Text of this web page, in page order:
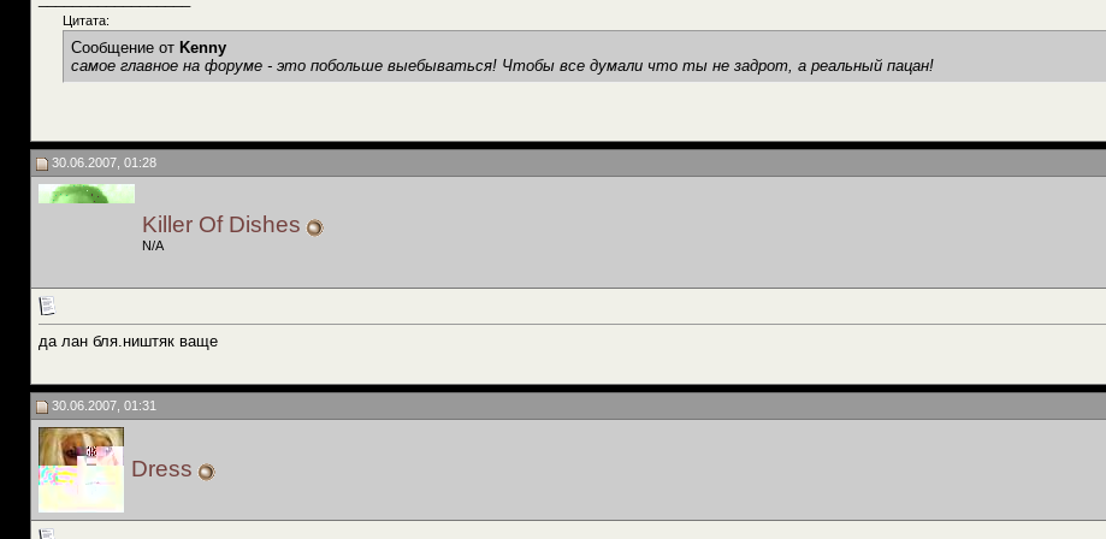
Цитата:
Сообщение от Kenny
самое главное на форуме - это побольше выебываться! Чтобы все думали что ты не задрот, а реальный пацан!
30.06.2007, 01:28
Killer Of Dishes
N/A
да лан бля.ништяк ваще
30.06.2007, 01:31
Dress